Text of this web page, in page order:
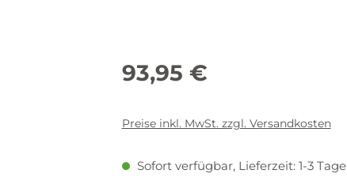
Regulärer Preis:
93,95 €
Preise inkl. MwSt. zzgl. Versandkosten
Sofort verfügbar, Lieferzeit: 1-3 Tage